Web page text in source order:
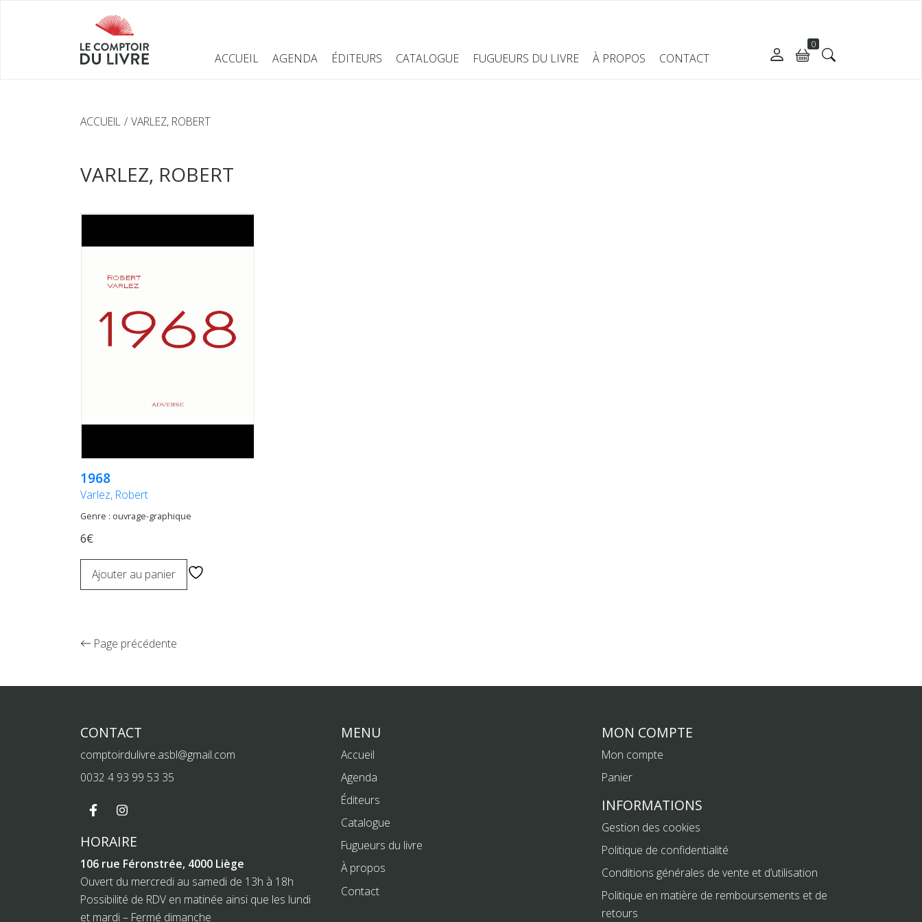
ACCUEIL AGENDA ÉDITEURS CATALOGUE FUGUEURS DU LIVRE À PROPOS CONTACT
0
ACCUEIL VARLEZ, ROBERT
VARLEZ, ROBERT
1968
Varlez, Robert
Genre : ouvrage-graphique
6€
Ajouter au panier
Page précédente
CONTACT
comptoirdulivre.asbl@gmail.com
0032 4 93 99 53 35
HORAIRE
106 rue Féronstrée, 4000 Liège
Ouvert du mercredi au samedi de 13h à 18h
Possibilité de RDV en matinée ainsi que les lundi
et mardi – Fermé dimanche
MENU
Accueil
Agenda
Éditeurs
Catalogue
Fugueurs du livre
À propos
Contact
MON COMPTE
Mon compte
Panier
INFORMATIONS
Gestion des cookies
Politique de confidentialité
Conditions générales de vente et d’utilisation
Politique en matière de remboursements et de
retours